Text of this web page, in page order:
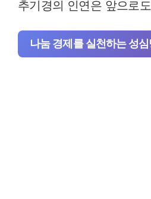
추기경의 인연은 앞으로
나눔 경제를 실천하는 성